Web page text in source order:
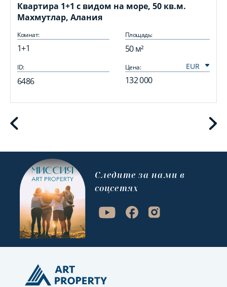
Квартира 1+1 с видом на море, 50 кв.м.
Махмутлар, Алания
Комнат:
1+1
Площадь:
50 м²
ID:
6486
Цена:
132 000
Cледите за нами в
соцсетях